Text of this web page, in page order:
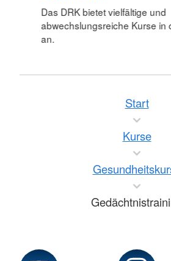
Das DRK bietet vielfältige und
abwechslungsreiche Kurse in
an.
Start
Kurse